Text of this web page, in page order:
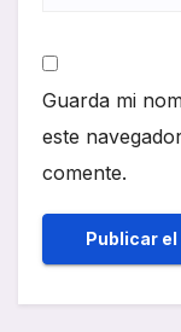
Guarda mi
este
comente.